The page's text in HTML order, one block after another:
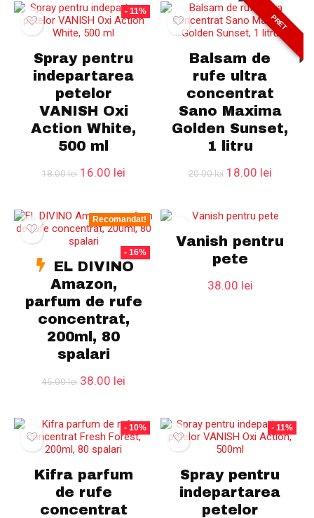
- 11%
Spray pentru
indepartarea
petelor
VANISH Oxi
Action White,
500 ml
18.00lei Prețul
fost:
18.00 lei.
16.00 lei
16.00 lei.
PRET
Balsam de
rufe ultra
concentrat
Sano Maxima
Golden Sunset,
1 litru
20.00lei Prețul
fost:
18.00 lei
18.00
Recomandat!
- 16%
EL DIVINO
Amazon,
parfum de rufe
concentrat,
200ml, 80
spalari
45.00lei Prețul
fost:
45.00 lei.
38.00 lei
38.00 lei.
Vanish pentru
pete
38.00 lei
- 10%
Kifra parfum
de rufe
concentrat
- 11%
Spray pentru
indepartarea
petelor